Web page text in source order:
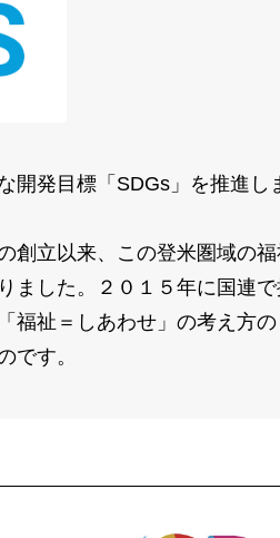
発目標「SDGs」を推進し
創立以来、この登米圏域の
ました。２０１５年に国連
福祉＝しあわせ」の考え方
です。